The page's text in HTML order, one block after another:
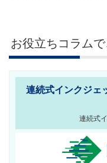
お役立ちコラム
連続式インクジェ
連続式